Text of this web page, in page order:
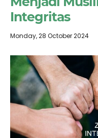
Integritas
Monday, 28 October 2024